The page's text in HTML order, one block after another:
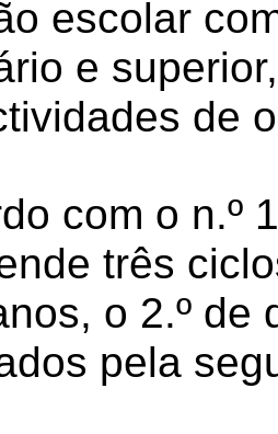
escolar
e
de
com o n.º
três
o 2.º de
pela